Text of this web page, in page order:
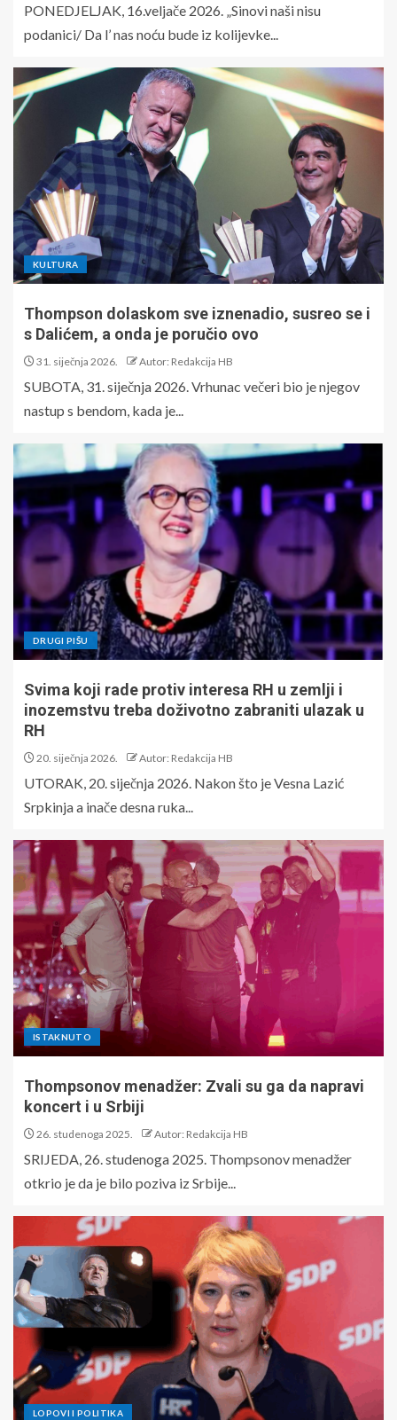
PONEDJELJAK, 16.veljače 2026. „Sinovi naši nisu
podanici/ Da l’ nas noću bude iz kolijevke...
KULTURA
Thompson dolaskom sve iznenadio, susreo se i
s Dalićem, a onda je poručio ovo
31. siječnja 2026. Autor: Redakcija HB
SUBOTA, 31. siječnja 2026. Vrhunac večeri bio je njegov
nastup s bendom, kada je...
DRUGI PIŠU
Svima koji rade protiv interesa RH u zemlji i
inozemstvu treba doživotno zabraniti ulazak u
RH
20. siječnja 2026. Autor: Redakcija HB
UTORAK, 20. siječnja 2026. Nakon što je Vesna Lazić
Srpkinja a inače desna ruka...
ISTAKNUTO
Thompsonov menadžer: Zvali su ga da napravi
koncert i u Srbiji
26. studenoga 2025. Autor: Redakcija HB
SRIJEDA, 26. studenoga 2025. Thompsonov menadžer
otkrio je da je bilo poziva iz Srbije...
LOPOVI I POLITIKA